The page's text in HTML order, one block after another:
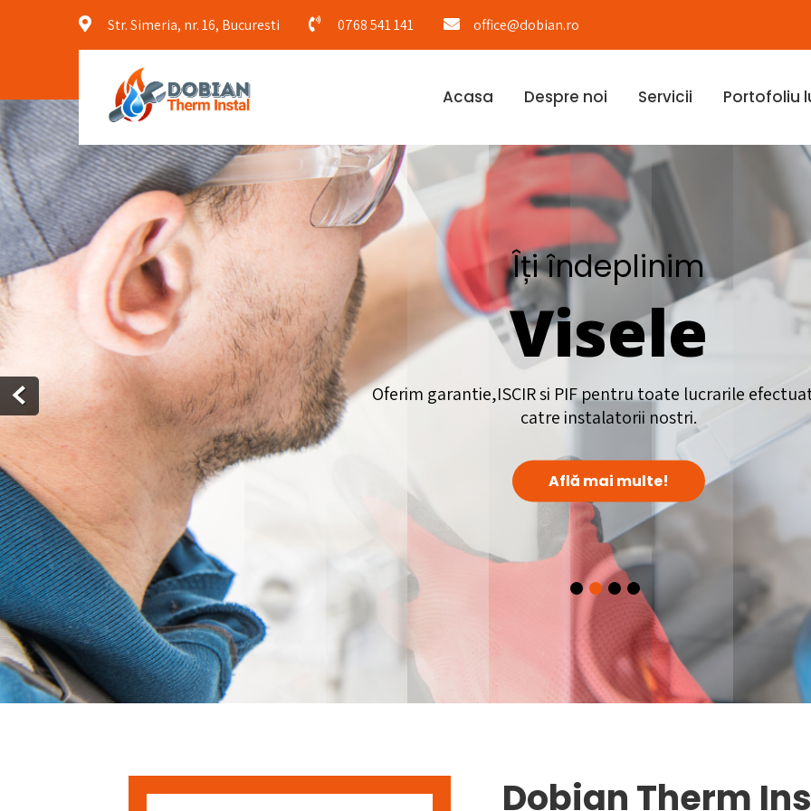
Str. Simeria, nr. 16, Bucuresti 0768 541 141 office@dobian.ro
Acasa Despre noi Servicii Portofoliu
Îți îndeplinim
Visele
Oferim garantie,ISCIR si PIF pentru toate lucrarile
catre instalatorii nostri.
Află mai multe!
Dobian Therm